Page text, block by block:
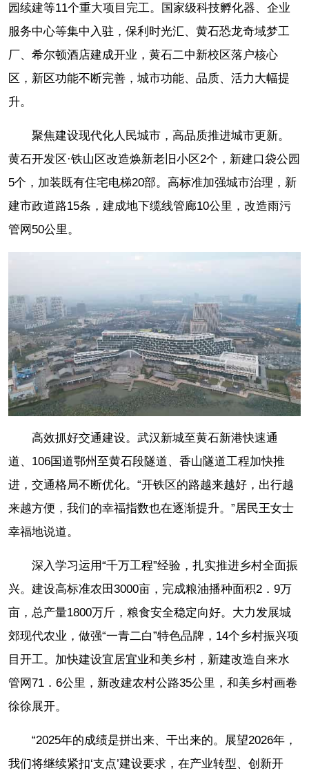
园续建等11个重大项目完工。国家级科技孵化器、企业
服务中心等集中入驻，保利时光汇、黄石恐龙奇域梦工
厂、希尔顿酒店建成开业，黄石二中新校区落户核心
区，新区功能不断完善，城市功能、品质、活力大幅提
升。
聚焦建设现代化人民城市，高品质推进城市更新。
黄石开发区·铁山区改造焕新老旧小区2个，新建口袋公园
5个，加装既有住宅电梯20部。高标准加强城市治理，新
建市政道路15条，建成地下缆线管廊10公里，改造雨污
管网50公里。
高效抓好交通建设。武汉新城至黄石新港快速通
道、106国道鄂州至黄石段隧道、香山隧道工程加快推
进，交通格局不断优化。“开铁区的路越来越好，出行越
来越方便，我们的幸福指数也在逐渐提升。”居民王女士
幸福地说道。
深入学习运用“千万工程”经验，扎实推进乡村全面振
兴。建设高标准农田3000亩，完成粮油播种面积2．9万
亩，总产量1800万斤，粮食安全稳定向好。大力发展城
郊现代农业，做强“一青二白”特色品牌，14个乡村振兴项
目开工。加快建设宜居宜业和美乡村，新建改造自来水
管网71．6公里，新改建农村公路35公里，和美乡村画卷
徐徐展开。
“2025年的成绩是拼出来、干出来的。展望2026年，
我们将继续紧扣‘支点’建设要求，在产业转型、创新开